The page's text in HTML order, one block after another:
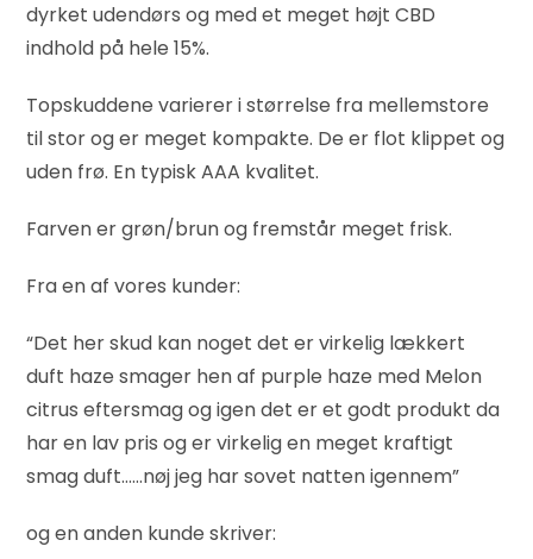
dyrket udendørs og med et meget højt CBD
indhold på hele 15%.
Topskuddene varierer i størrelse fra mellemstore
til stor og er meget kompakte. De er flot klippet og
uden frø. En typisk AAA kvalitet.
Farven er grøn/brun og fremstår meget frisk.
Fra en af vores kunder:
“Det her skud kan noget det er virkelig lækkert
duft haze smager hen af purple haze med Melon
citrus eftersmag og igen det er et godt produkt da
har en lav pris og er virkelig en meget kraftigt
smag duft……nøj jeg har sovet natten igennem”
og en anden kunde skriver: